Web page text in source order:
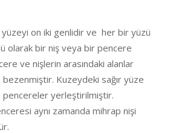
on iki genlidir ve her bir yüzü
olarak bir niş veya bir pencere
ve nişlerin arasındaki alanlar
Kuzeydeki sağır yüze
pencereler yerleştirilmiştir.
aynı zamanda mihrap nişi